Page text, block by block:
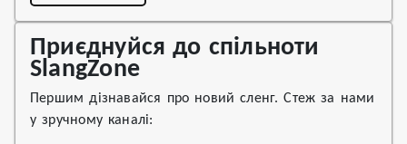
Приєднуйся до спільноти
SlangZone
Першим дізнавайся про новий сленг. Стеж за нами
у зручному каналі: